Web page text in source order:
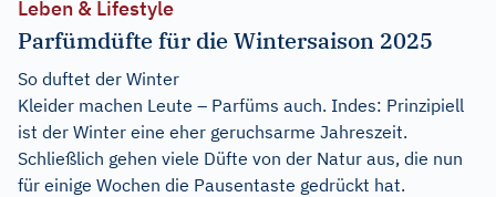
Leben & Lifestyle
Parfümdüfte für die Wintersaison 2025
So duftet der Winter
Kleider machen Leute – Parfüms auch. Indes: Prinzipiell
ist der Winter eine eher geruchsarme Jahreszeit.
Schließlich gehen viele Düfte von der Natur aus, die nun
für einige Wochen die Pausentaste gedrückt hat.